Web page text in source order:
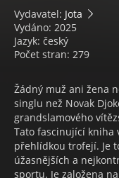
Vydavatel: Jota
Vydáno: 2025
Jazyk: český
Počet stran: 279
Žádný muž ani žena
singlu než Novak
grandslamového
Tato fascinující kniha
přehlídkou trofejí. Je
úžasnějších a
sportu. Je zalo­žena